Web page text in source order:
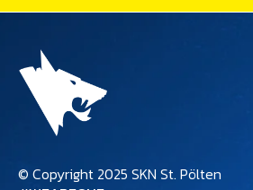
© Copyright 2025 SKN St. Pölten